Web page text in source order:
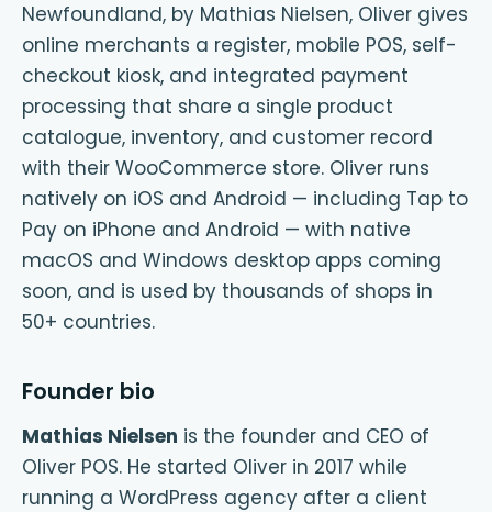
Newfoundland, by Mathias Nielsen, Oliver gives
online merchants a register, mobile POS, self-
checkout kiosk, and integrated payment
processing that share a single product
catalogue, inventory, and customer record
with their WooCommerce store. Oliver runs
natively on iOS and Android — including Tap to
Pay on iPhone and Android — with native
macOS and Windows desktop apps coming
soon, and is used by thousands of shops in
50+ countries.
Founder bio
Mathias Nielsen is the founder and CEO of
Oliver POS. He started Oliver in 2017 while
running a WordPress agency after a client